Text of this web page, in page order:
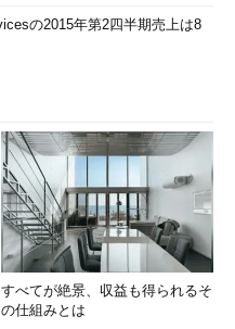
の2015年第2四半期売上は8
すべてが絶景、収益も得られるそ
の仕組みとは